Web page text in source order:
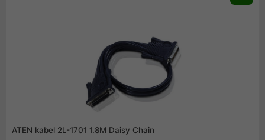
ATEN kabel 2L-1701 1.8M Daisy Chain